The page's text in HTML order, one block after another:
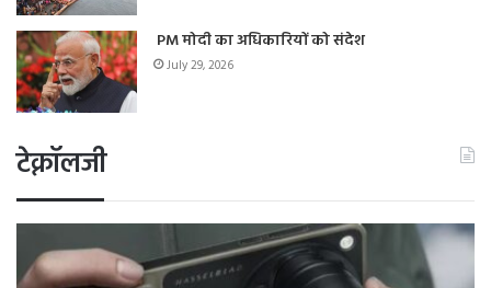
PM मोदी का अधिकारियों को संदेश
July 29, 2026
टेक्नॉलजी